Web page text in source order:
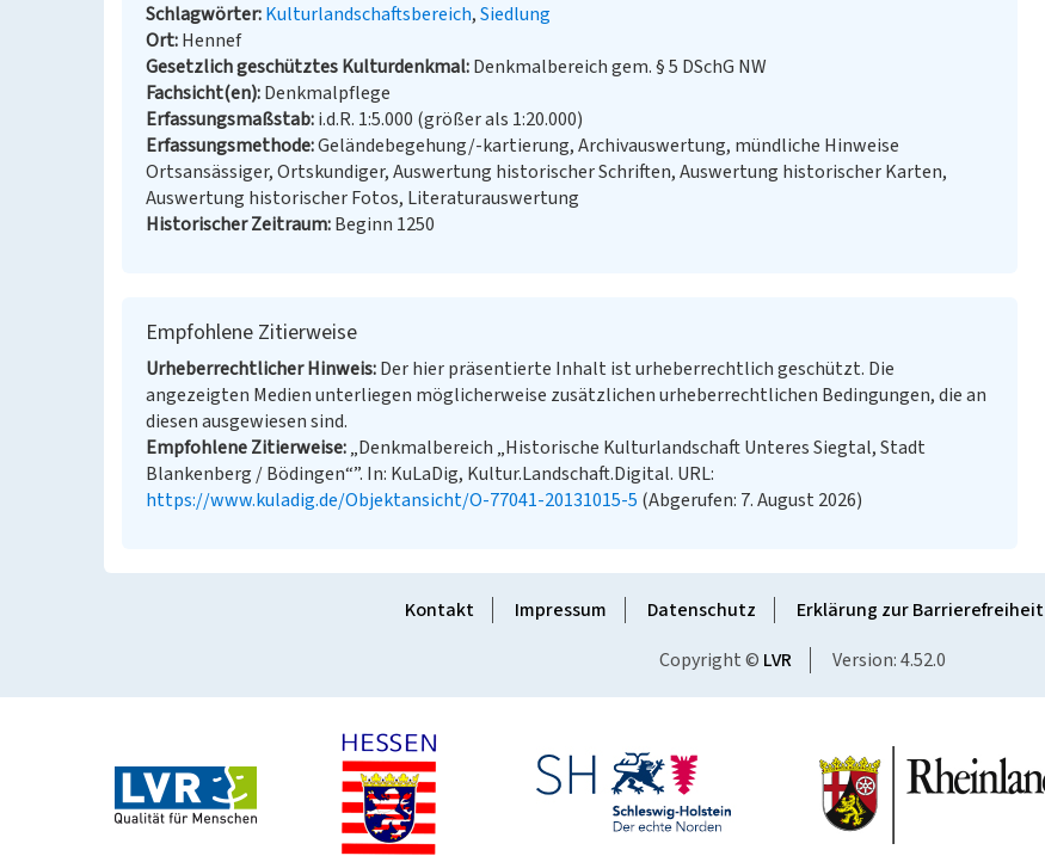
Schlagwörter Kulturlandschaftsbereich Siedlung
Ort Hennef
Gesetzlich geschütztes Kulturdenkmal Denkmalbereich gem. § 5 DSchG NW
Fachsicht(en) Denkmalpflege
Erfassungsmaßstab i.d.R. 1:5.000 (größer als 1:20.000)
Erfassungsmethode Geländebegehung/-kartierung, Archivauswertung, mündliche Hinweise
Ortsansässiger, Ortskundiger, Auswertung historischer Schriften, Auswertung historischer Karten,
Auswertung historischer Fotos, Literaturauswertung
Historischer Zeitraum Beginn 1250
Empfohlene Zitierweise
Urheberrechtlicher Hinweis Der hier präsentierte Inhalt ist urheberrechtlich geschützt. Die
angezeigten Medien unterliegen möglicherweise zusätzlichen urheberrechtlichen Bedingungen, die an
diesen ausgewiesen sind.
Empfohlene Zitierweise „Denkmalbereich „Historische Kulturlandschaft Unteres Siegtal, Stadt
Blankenberg / Bödingen“”. In: KuLaDig, Kultur.Landschaft.Digital. URL:
https://www.kuladig.de/Objektansicht/O-77041-20131015-5 (Abgerufen: 7. August 2026)
Kontakt Impressum Datenschutz Erklärung zur Barrierefreiheit
Copyright © LVR Version: 4.52.0